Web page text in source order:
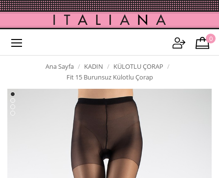
0
Ana Sayfa KADIN
KÜLOTLU ÇORAP
Fit 15 Burunsuz Külotlu Çorap